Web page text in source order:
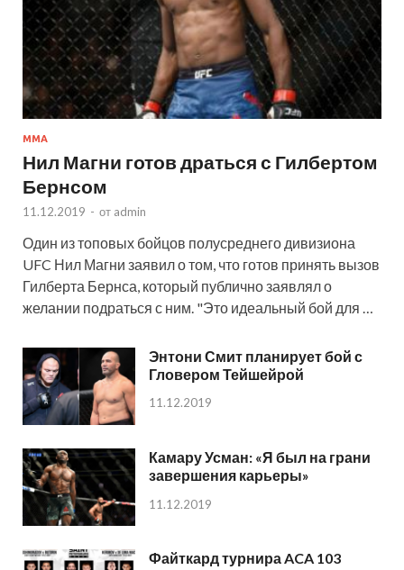
MMA
Нил Магни готов драться с Гилбертом
Бернсом
11.12.2019 - от admin
Один из топовых бойцов полусреднего дивизиона
UFC Нил Магни заявил о том, что готов принять вызов
Гилберта Бернса, который публично заявлял о
желании подраться с ним. "Это идеальный бой для …
Энтони Смит планирует бой с
Гловером Тейшейрой
11.12.2019
Камару Усман: «Я был на грани
завершения карьеры»
11.12.2019
Файткард турнира ACA 103